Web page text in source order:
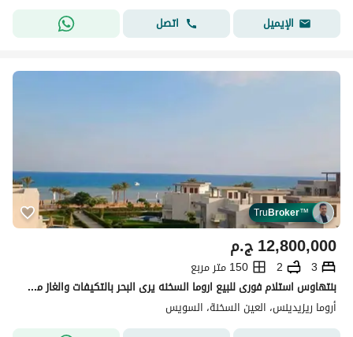
الإيميل
اتصل
TruBroker™
ج.م12,800,000
3
2
150 متر مربع
بنتهاوس استلام فورى للبيع اروما السخنه يرى البحر بالتكيفات والغاز من الشركة مباشرة
أروما ريزيدينس، العين السخنة، السويس